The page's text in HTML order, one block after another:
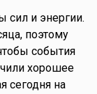
сил и энергии.
поэтому
события
хорошее
сегодня на